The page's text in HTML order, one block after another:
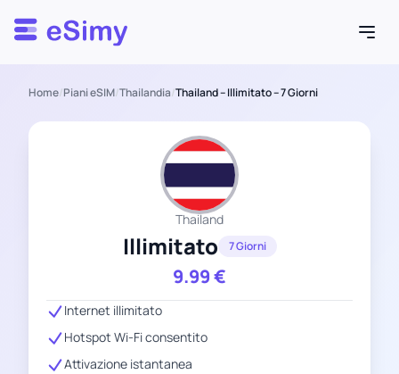
Esimy
Home/Piani eSIM/Thailandia/Thailand – Illimitato – 7 Giorni
Thailand
Illimitato 7 Giorni
9.99€
Internet illimitato
Hotspot Wi-Fi consentito
Attivazione istantanea